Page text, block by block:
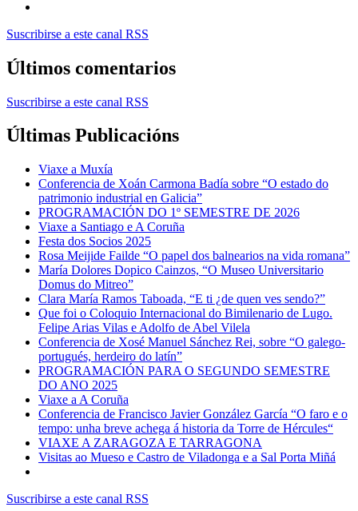
Suscribirse a este canal RSS
Últimos comentarios
Suscribirse a este canal RSS
Últimas Publicacións
Viaxe a Muxía
Conferencia de Xoán Carmona Badía sobre “O estado do
patrimonio industrial en Galicia”
PROGRAMACIÓN DO 1º SEMESTRE DE 2026
Viaxe a Santiago e A Coruña
Festa dos Socios 2025
Rosa Meijide Failde “O papel dos balnearios na vida romana”
María Dolores Dopico Cainzos, “O Museo Universitario
Domus do Mitreo”
Clara María Ramos Taboada, “E ti ¿de quen ves sendo?”
Que foi o Coloquio Internacional do Bimilenario de Lugo.
Felipe Arias Vilas e Adolfo de Abel Vilela
Conferencia de Xosé Manuel Sánchez Rei, sobre “O galego-
portugués, herdeiro do latín”
PROGRAMACIÓN PARA O SEGUNDO SEMESTRE
DO ANO 2025
Viaxe a A Coruña
Conferencia de Francisco Javier González García “O faro e o
tempo: unha breve achega á historia da Torre de Hércules“
VIAXE A ZARAGOZA E TARRAGONA
Visitas ao Mueso e Castro de Viladonga e a Sal Porta Miñá
Suscribirse a este canal RSS